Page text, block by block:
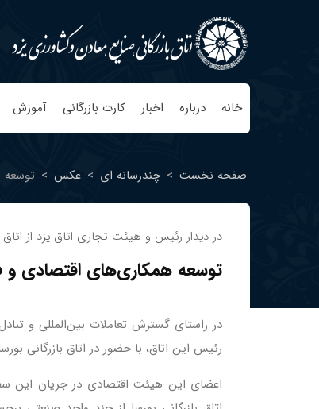
خانه درباره اخبار کارت بازرگانی آموزش
صفحه نخست > چندرسانه ای > عکس > توسعه
در دیدار رئیس و هیئت تجاری اتاق یزد از اتاق
توسعه همکاری‌های اقتصادی و
در راستای گسترش تعاملات بین‌المللی و
رئیس این اتاق، با حضور در اتاق بازرگانی
اعضای این هیئت اقتصادی در جریان این